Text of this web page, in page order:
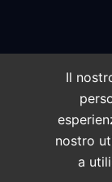
Il
nostro
a